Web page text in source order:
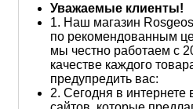
Уважаемые клиенты!
1. Наш магазин
по рекомендованным
мы честно работаем с
качестве каждого
предупредить вас:
2. Сегодня в интернете